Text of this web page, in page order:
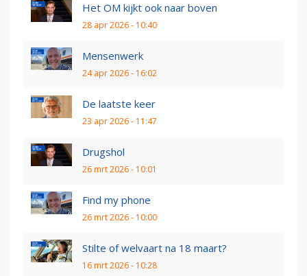
Het OM kijkt ook naar boven
28 apr 2026 - 10:40
Mensenwerk
24 apr 2026 - 16:02
De laatste keer
23 apr 2026 - 11:47
Drugshol
26 mrt 2026 - 10:01
Find my phone
26 mrt 2026 - 10:00
Stilte of welvaart na 18 maart?
16 mrt 2026 - 10:28